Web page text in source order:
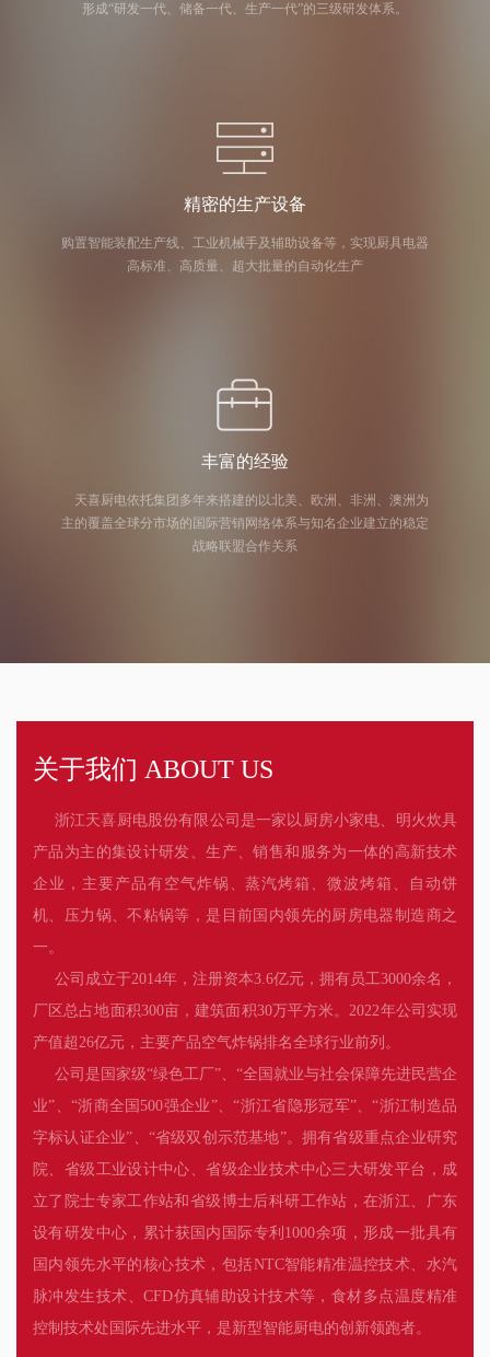
形成“研发一代、储备一代、生产一代”的三级研发体系。
精密的生产设备
购置智能装配生产线、工业机械手及辅助设备等，实现厨具电器
高标准、高质量、超大批量的自动化生产
丰富的经验
天喜厨电依托集团多年来搭建的以北美、欧洲、非洲、澳洲为
主的覆盖全球分市场的国际营销网络体系与知名企业建立的稳定
战略联盟合作关系
关于我们 ABOUT US
浙江天喜厨电股份有限公司是一家以厨房小家电、明火炊具
产品为主的集设计研发、生产、销售和服务为一体的高新技术
企业，主要产品有空气炸锅、蒸汽烤箱、微波烤箱、自动饼
机、压力锅、不粘锅等，是目前国内领先的厨房电器制造商之
一。
公司成立于2014年，注册资本3.6亿元，拥有员工3000余名，
厂区总占地面积300亩，建筑面积30万平方米。2022年公司实现
产值超26亿元，主要产品空气炸锅排名全球行业前列。
公司是国家级“绿色工厂”、“全国就业与社会保障先进民营企
业”、“浙商全国500强企业”、“浙江省隐形冠军”、“浙江制造品
字标认证企业”、“省级双创示范基地”。拥有省级重点企业研究
院、省级工业设计中心、省级企业技术中心三大研发平台，成
立了院士专家工作站和省级博士后科研工作站，在浙江、广东
设有研发中心，累计获国内国际专利1000余项，形成一批具有
国内领先水平的核心技术，包括NTC智能精准温控技术、水汽
脉冲发生技术、CFD仿真辅助设计技术等，食材多点温度精准
控制技术处国际先进水平，是新型智能厨电的创新领跑者。